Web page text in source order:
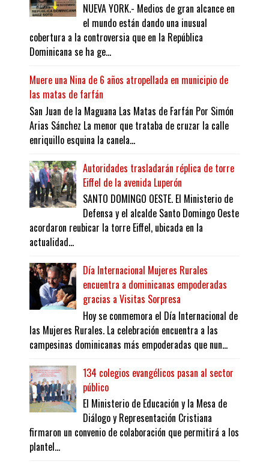
NUEVA YORK.- Medios de gran alcance en
el mundo están dando una inusual
cobertura a la controversia que en la República
Dominicana se ha ge...
Muere una Nina de 6 años atropellada en municipio de
las matas de farfán
San Juan de la Maguana Las Matas de Farfán Por Simón
Arias Sánchez La menor que trataba de cruzar la calle
enriquillo esquina la canela...
Autoridades trasladarán réplica de torre
Eiffel de la avenida Luperón
SANTO DOMINGO OESTE. El Ministerio de
Defensa y el alcalde Santo Domingo Oeste
acordaron reubicar la torre Eiffel, ubicada en la
actualidad...
Día Internacional Mujeres Rurales
encuentra a dominicanas empoderadas
gracias a Visitas Sorpresa
Hoy se conmemora el Día Internacional de
las Mujeres Rurales. La celebración encuentra a las
campesinas dominicanas más empoderadas que nun...
134 colegios evangélicos pasan al sector
público
El Ministerio de Educación y la Mesa de
Diálogo y Representación Cristiana
firmaron un convenio de colaboración que permitirá a los
plantel...